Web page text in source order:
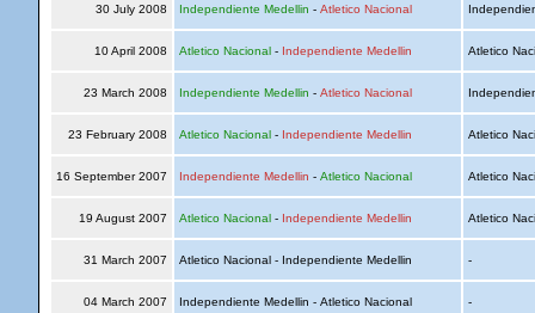
30 July 2008 Independiente Medellin - Atletico Nacional
10 April 2008 Atletico Nacional- Independiente Medellin Atletico
23 March 2008 Independiente Medellin - Atletico Nacional
23 February 2008 Atletico Nacional- Independiente Medellin Atletico
16 September 2007 Independiente Medellin - Atletico Nacional Atletico
19 August 2007 Atletico Nacional- Independiente Medellin Atletico
31 March 2007 Atletico Nacional - Independiente Medellin -
04 March 2007 Independiente Medellin - Atletico Nacional -